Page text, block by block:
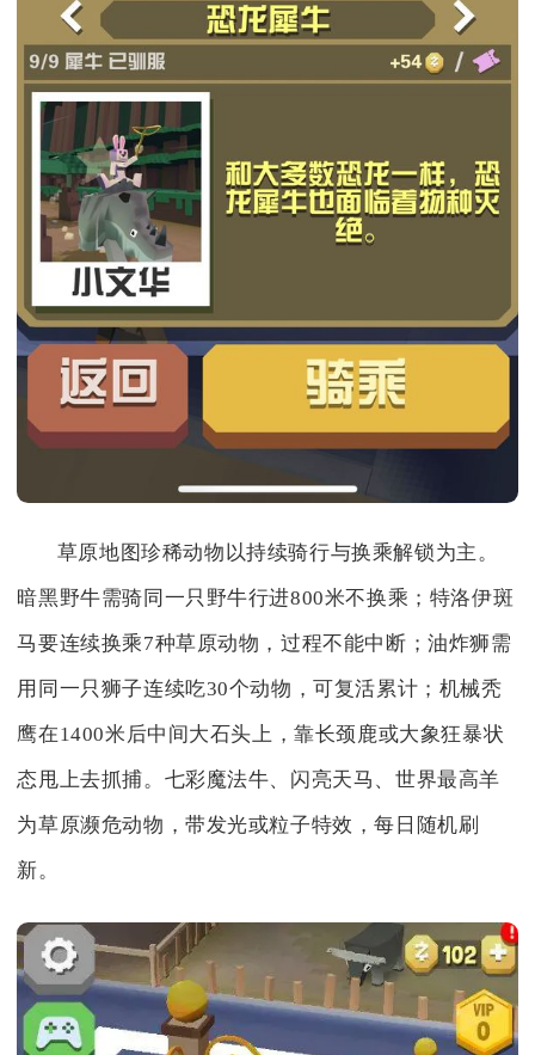
草原地图珍稀动物以持续骑行与换乘解锁为主。
暗黑野牛需骑同一只野牛行进800米不换乘；特洛伊斑
马要连续换乘7种草原动物，过程不能中断；油炸狮需
用同一只狮子连续吃30个动物，可复活累计；机械秃
鹰在1400米后中间大石头上，靠长颈鹿或大象狂暴状
态甩上去抓捕。七彩魔法牛、闪亮天马、世界最高羊
为草原濒危动物，带发光或粒子特效，每日随机刷
新。